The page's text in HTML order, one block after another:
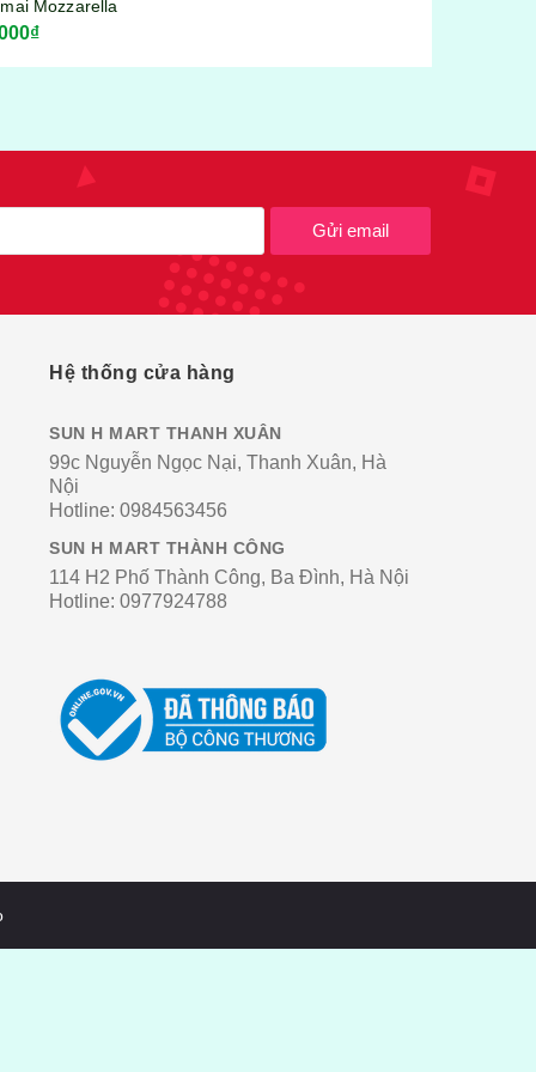
Gửi email
Hệ thống cửa hàng
SUN H MART THANH XUÂN
99c Nguyễn Ngọc Nại, Thanh Xuân, Hà
Nội
Hotline: 0984563456
SUN H MART THÀNH CÔNG
114 H2 Phố Thành Công, Ba Đình, Hà Nội
Hotline: 0977924788